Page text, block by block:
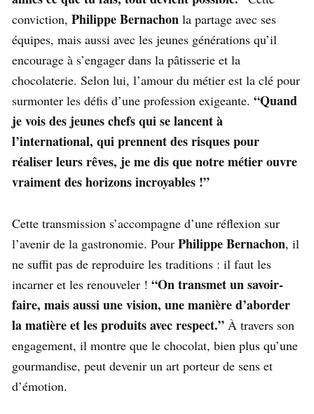
conviction, Philippe Bernachon la partage avec ses
équipes, mais aussi avec les jeunes générations qu’il
encourage à s’engager dans la pâtisserie et la
chocolaterie. Selon lui, l’amour du métier est la clé pour
surmonter les défis d’une profession exigeante. “Quand
je vois des jeunes chefs qui se lancent à
l’international, qui prennent des risques pour
réaliser leurs rêves, je me dis que notre métier ouvre
vraiment des horizons incroyables !”
Cette transmission s’accompagne d’une réflexion sur
l’avenir de la gastronomie. Pour Philippe Bernachon, il
ne suffit pas de reproduire les traditions : il faut les
incarner et les renouveler ! “On transmet un savoir-
faire, mais aussi une vision, une manière d’aborder
la matière et les produits avec respect.” À travers son
engagement, il montre que le chocolat, bien plus qu’une
gourmandise, peut devenir un art porteur de sens et
d’émotion.